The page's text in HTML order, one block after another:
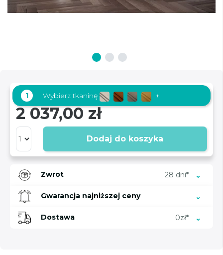
1 Wybierz tkaninę +
2 037,00 zł
Dodaj do koszyka
Zwrot 28 dni*
Gwarancja najniższej ceny
Dostawa 0zł*